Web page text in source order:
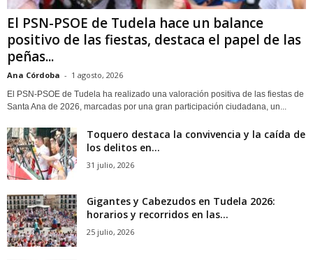
El PSN-PSOE de Tudela hace un balance
positivo de las fiestas, destaca el papel de las
peñas...
Ana Córdoba - 1 agosto, 2026
El PSN-PSOE de Tudela ha realizado una valoración positiva de las fiestas de
Santa Ana de 2026, marcadas por una gran participación ciudadana, un...
Toquero destaca la convivencia y la caída de
los delitos en...
31 julio, 2026
Gigantes y Cabezudos en Tudela 2026:
horarios y recorridos en las...
25 julio, 2026